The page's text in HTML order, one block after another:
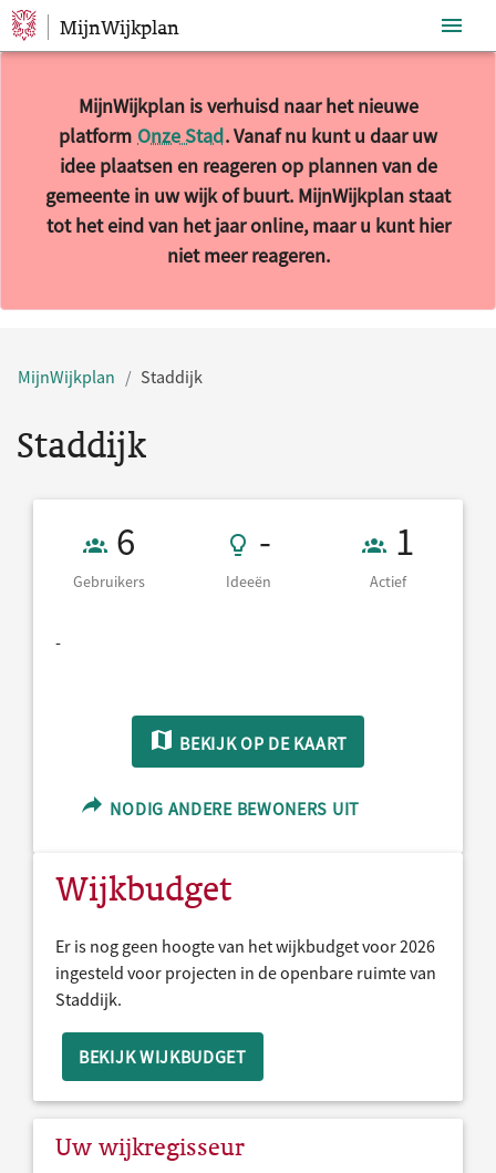
Sla navigatie over
MijnWijkplan
MijnWijkplan is verhuisd naar het nieuwe
platform Onze Stad. Vanaf nu kunt u daar uw
idee plaatsen en reageren op plannen van de
gemeente in uw wijk of buurt. MijnWijkplan staat
tot het eind van het jaar online, maar u kunt hier
niet meer reageren.
MijnWijkplan
Staddijk
Staddijk
Gebruikers 6
6
Gebruikers
- Ideeën
-
Ideeën
1 Actief
1
Actief
-
BEKIJK OP DE KAART
NODIG ANDERE BEWONERS UIT
Wijkbudget
Er is nog geen hoogte van het wijkbudget voor 2026
ingesteld voor projecten in de openbare ruimte van
Staddijk.
BEKIJK WIJKBUDGET
Uw wijkregisseur